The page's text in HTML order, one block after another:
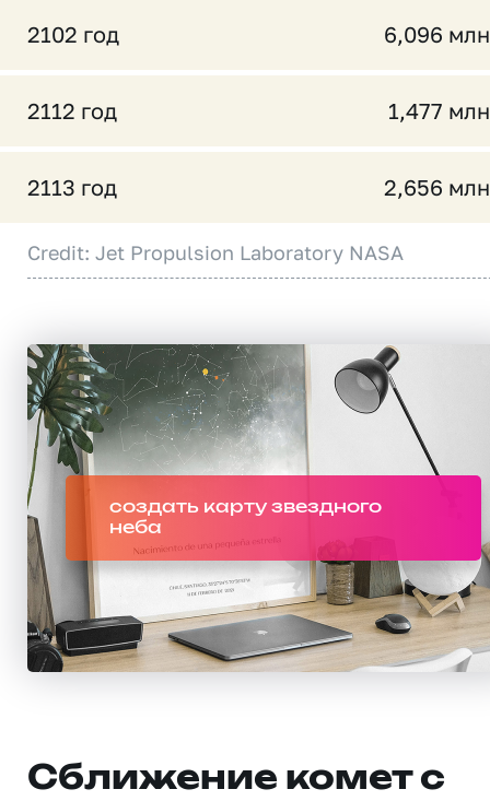
2102 год 6,096
2112 год 1,477
2113 год 2,656
Credit: Jet Propulsion Laboratory NASA
создать карту звездного
неба
Сближение комет с